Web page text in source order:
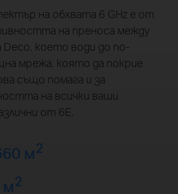
на обхвата 6 GHz е от
на преноса между
което води до по-
мрежа, която да покрие
също помага и за
на всички ваши
от 6E.
м2
м2